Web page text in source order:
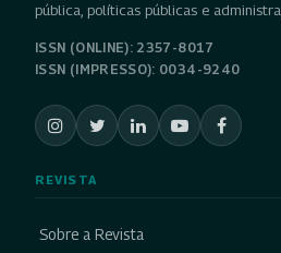
pública, políticas públicas e
ISSN (ONLINE): 2357-8017
ISSN (IMPRESSO): 0034-9240
REVISTA
Sobre a Revista